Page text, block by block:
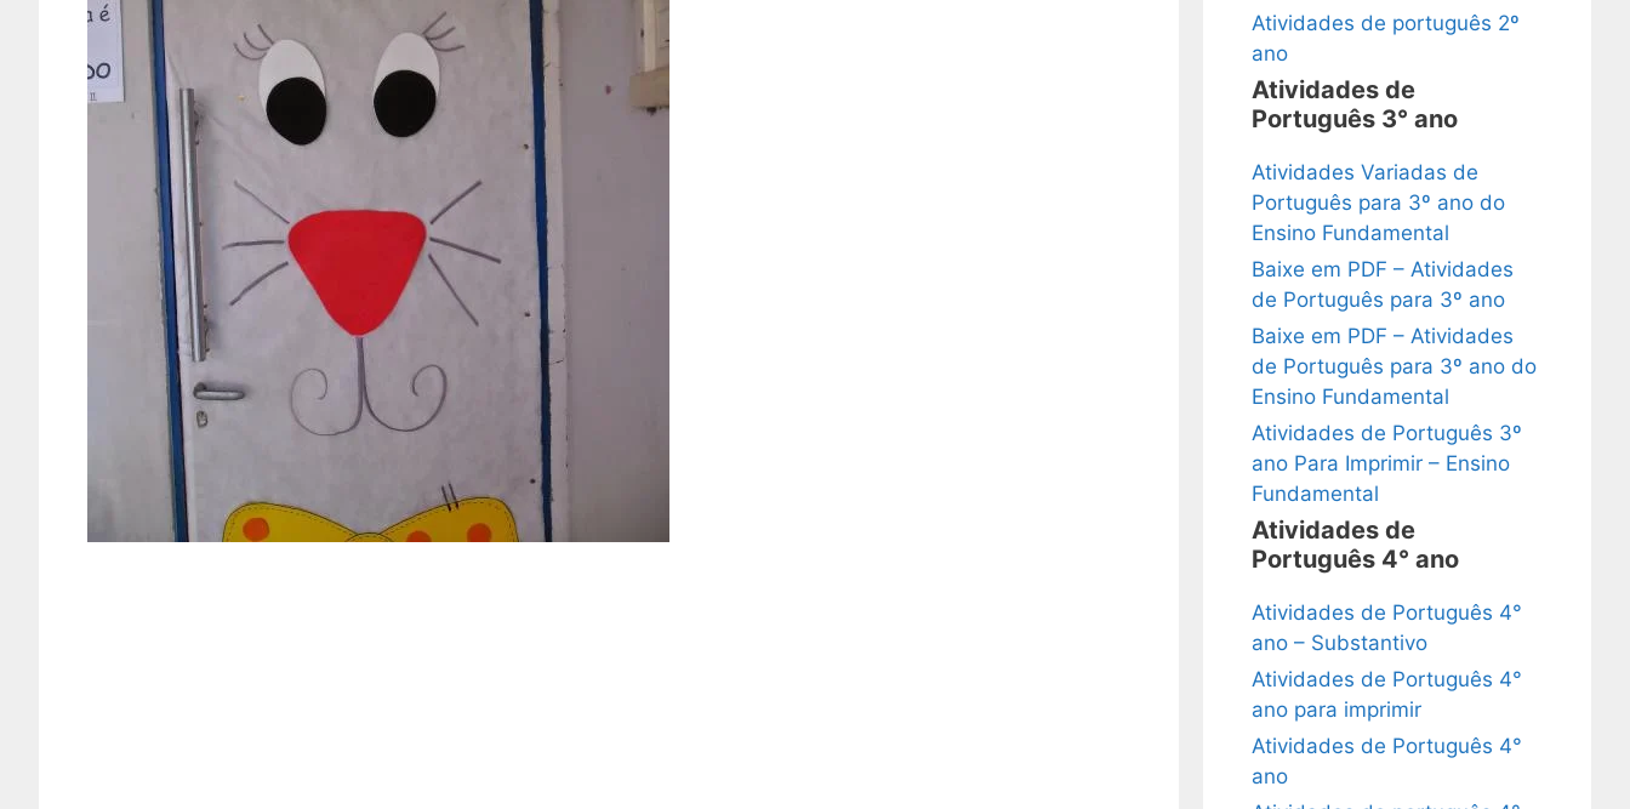
Atividades de português 2º
ano
Atividades de
Português 3° ano
Atividades Variadas de
Português para 3º ano do
Ensino Fundamental
Baixe em PDF – Atividades
de Português para 3º ano
Baixe em PDF – Atividades
de Português para 3º ano do
Ensino Fundamental
Atividades de Português 3º
ano Para Imprimir – Ensino
Fundamental
Atividades de
Português 4° ano
Atividades de Português 4°
ano – Substantivo
Atividades de Português 4°
ano para imprimir
Atividades de Português 4°
ano